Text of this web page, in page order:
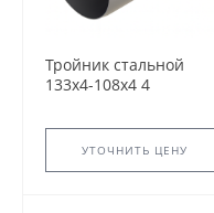
Тройник стальной
133x4-108х4 4
5.903-13 переходный
сварнойУТОЧНИТЬ ЦЕНУ